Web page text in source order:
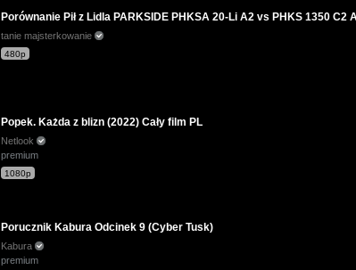
Porównanie Pił z Lidla PARKSIDE PHKSA 20-Li A2 vs PHKS 1350 C2
tanie majsterkowanie
480p
Popek. Każda z blizn (2022) Cały film PL
Netlook
premium
1080p
Porucznik Kabura Odcinek 9 (Cyber Tusk)
Kabura
premium